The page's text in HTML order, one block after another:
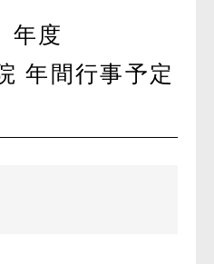
年度
年間行事予定